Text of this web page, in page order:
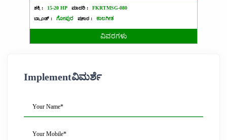
ಶಕ್ತಿ : 15-20 HP ಮಾದರಿ :
FKRTMSG-080
ಬ್ರ್ಯಾಂಡ್ :
ಗೋಪುರ ಪ್ರಕಾರ : ಕಾಲಗೀತ
ವಿವರಗಳು
Implementವಿಮರ್ಶೆ
Your Name*
Your Mobile*